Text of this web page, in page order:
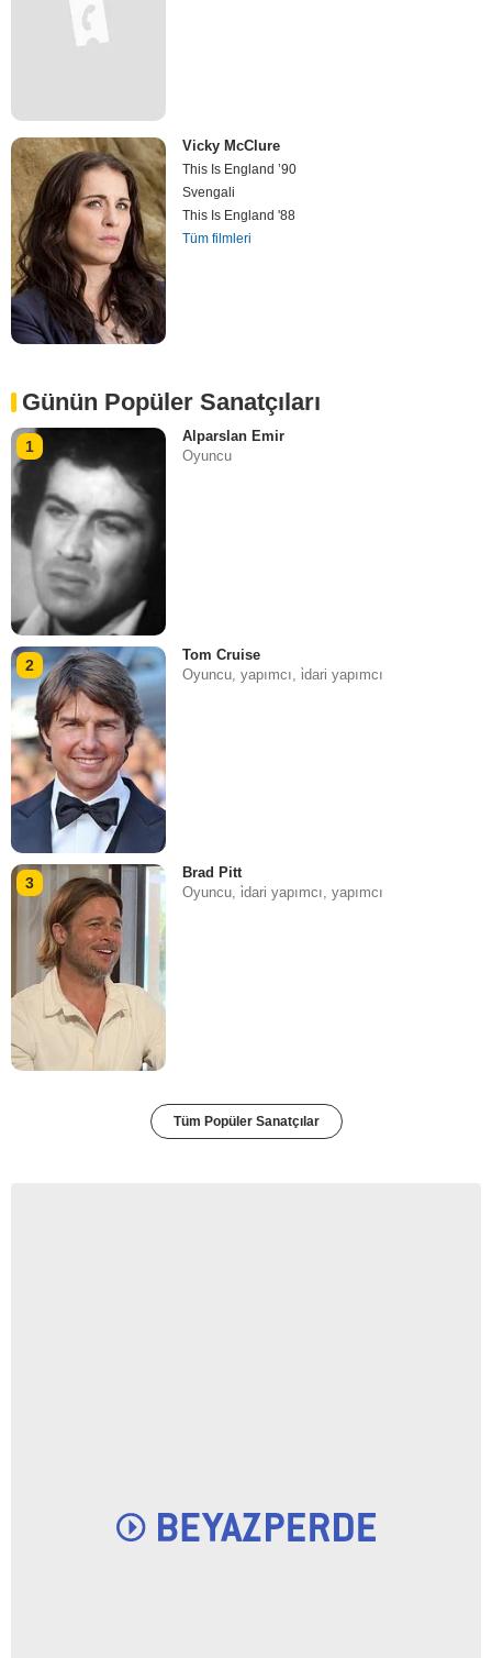
Vicky McClure
This Is England ’90
Svengali
This Is England '88
Tüm filmleri
Günün Popüler Sanatçıları
1
Alparslan Emir
Oyuncu
2
Tom Cruise
Oyuncu, yapımcı, i̇dari yapımcı
3
Brad Pitt
Oyuncu, i̇dari yapımcı, yapımcı
Tüm Popüler Sanatçılar